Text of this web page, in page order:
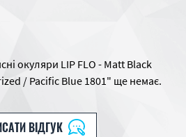
окуляри LIP FLO - Matt Black
/ Pacific Blue 1801" ще немає.
ВІДГУК